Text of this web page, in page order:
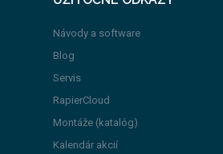
Návody a software
Blog
Servis
RapierCloud
Montáže (katalóg)
Kalendár akcií